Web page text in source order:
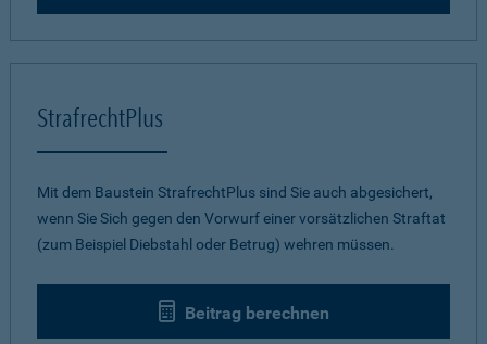
StrafrechtPlus
Mit dem Baustein StrafrechtPlus sind Sie auch abgesichert,
wenn Sie Sich gegen den Vorwurf einer vorsätzlichen Straftat
(zum Beispiel Diebstahl oder Betrug) wehren müssen.
Beitrag berechnen